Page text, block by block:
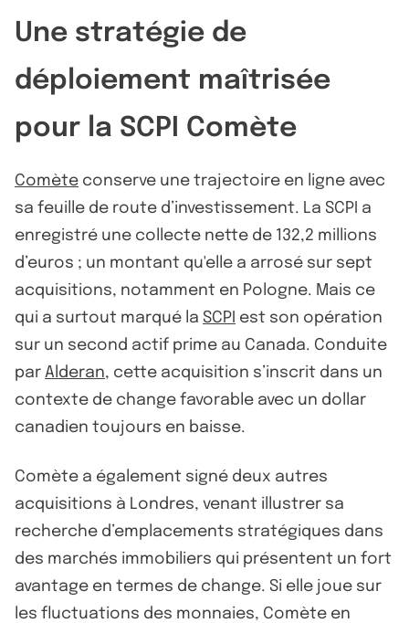
Une stratégie de
déploiement maîtrisée
pour la SCPI Comète
Comète conserve une trajectoire en ligne avec
sa feuille de route d’investissement. La SCPI a
enregistré une collecte nette de 132,2 millions
d’euros ; un montant qu'elle a arrosé sur sept
acquisitions, notamment en Pologne. Mais ce
qui a surtout marqué la SCPI est son opération
sur un second actif prime au Canada. Conduite
par Alderan, cette acquisition s’inscrit dans un
contexte de change favorable avec un dollar
canadien toujours en baisse.
Comète a également signé deux autres
acquisitions à Londres, venant illustrer sa
recherche d’emplacements stratégiques dans
des marchés immobiliers qui présentent un fort
avantage en termes de change. Si elle joue sur
les fluctuations des monnaies, Comète en